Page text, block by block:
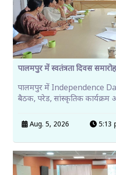
पालमपुर में स्वतंत्रता दिवस
पालमपुर में Independence
बैठक, परेड, सांस्कृतिक कार्यक्रम
Aug. 5, 2026 5:13